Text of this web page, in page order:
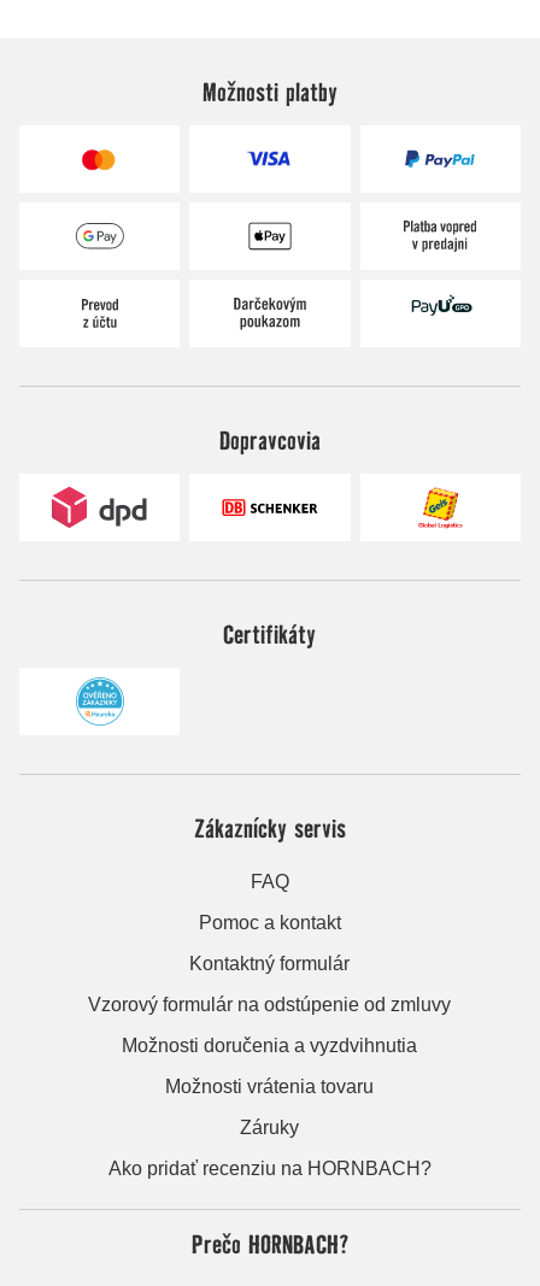
Možnosti platby
Dopravcovia
Certifikáty
Zákaznícky servis
FAQ
Pomoc a kontakt
Kontaktný formulár
Vzorový formulár na odstúpenie od zmluvy
Možnosti doručenia a vyzdvihnutia
Možnosti vrátenia tovaru
Záruky
Ako pridať recenziu na HORNBACH?
Prečo HORNBACH?